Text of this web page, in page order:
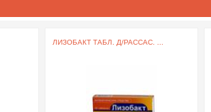
ЛИЗОБАКТ ТАБЛ. Д/РАССАС. ...